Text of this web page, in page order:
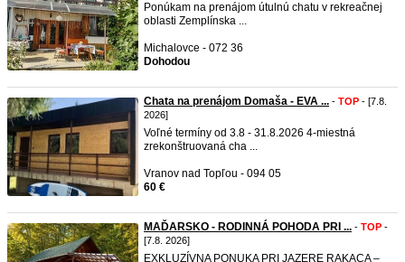
Ponúkam na prenájom útulnú chatu v rekreačnej
oblasti Zemplínska ...
Michalovce - 072 36
Dohodou
Chata na prenájom Domaša - EVA ... - TOP - [7.8.
2026]
Voľné termíny od 3.8 - 31.8.2026 4-miestná
zrekonštruovaná cha ...
Vranov nad Topľou - 094 05
60 €
MAĎARSKO - RODINNÁ POHODA PRI ... - TOP -
[7.8. 2026]
EXKLUZÍVNA PONUKA PRI JAZERE RAKACA –